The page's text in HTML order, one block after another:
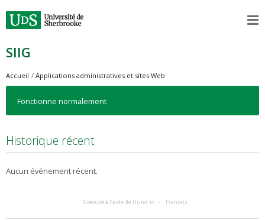
SIIG
Accueil Applications administratives et sites Web
Fonctionne normalement
Historique récent
Aucun événement récent.
Exécuté à l’aide de Hund.io Français